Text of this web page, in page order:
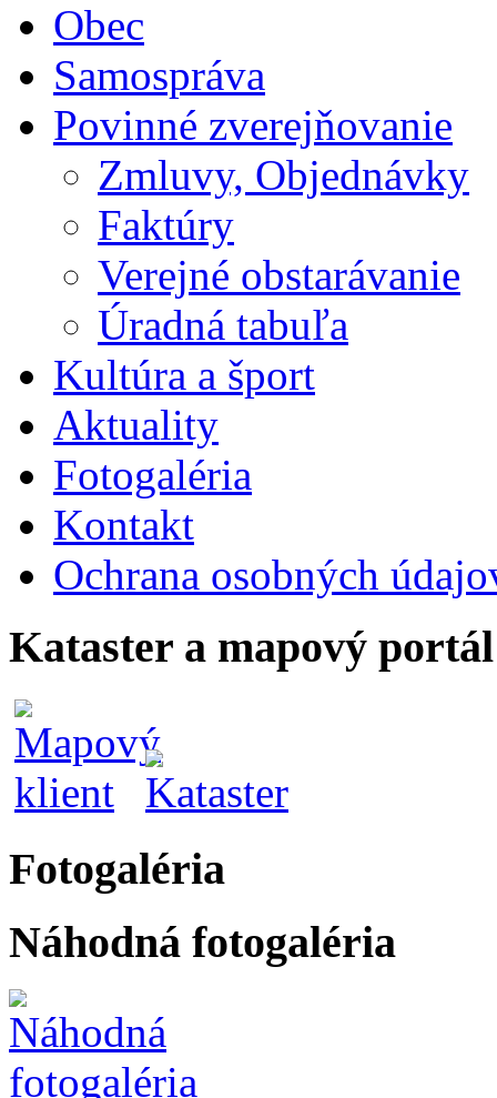
Obec
Samospráva
Povinné zverejňovanie
Zmluvy, Objednávky
Faktúry
Verejné obstarávanie
Úradná tabuľa
Kultúra a šport
Aktuality
Fotogaléria
Kontakt
Ochrana osobných
Kataster a mapový portál
Fotogaléria
Náhodná fotogaléria